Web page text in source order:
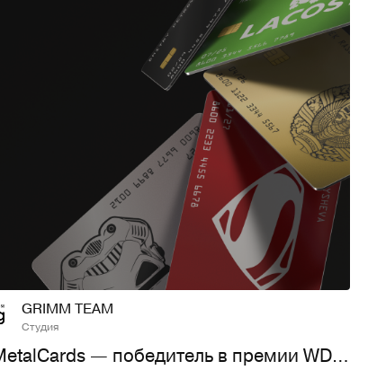
25 732
GRIMM TEAM
Студия
//MetalCards — победитель в премии WDA'24